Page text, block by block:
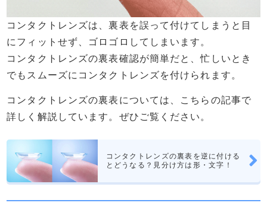
コンタクトレンズは、裏表を誤って付けてしまうと目
にフィットせず、ゴロゴロしてしまいます。
コンタクトレンズの裏表確認が簡単だと、忙しいとき
でもスムーズにコンタクトレンズを付けられます。
コンタクトレンズの裏表については、こちらの記事で
詳しく解説しています。ぜひご覧ください。
コンタクトレンズの裏表を逆に付ける
とどうなる？見分け方は形・文字！